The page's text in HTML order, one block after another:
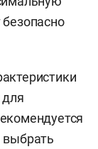
выбрать